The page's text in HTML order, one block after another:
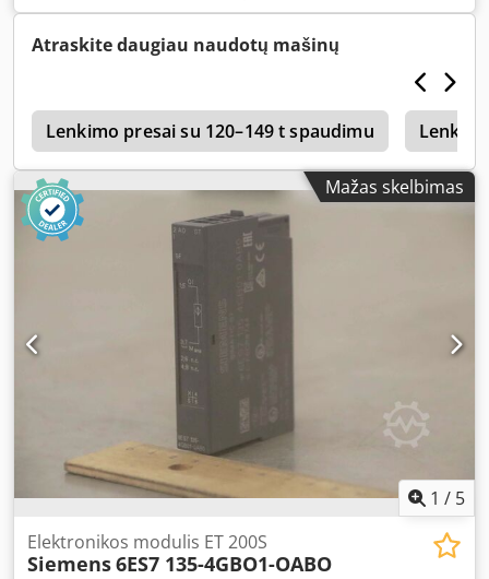
veikiantis, komplektacija pagal nuotraukas. Dcedpfxozahw
Ao Ah Rsk
Atraskite daugiau naudotų mašinų
Lenkimo presai su 120–149 t spaudimu
Mažas skelbimas
1 / 5
Elektronikos modulis ET 200S
Siemens6ES7 135-4GBO1-OABO